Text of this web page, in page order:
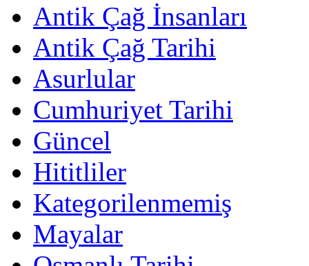
Antik Çağ İnsanları
Antik Çağ Tarihi
Asurlular
Cumhuriyet Tarihi
Güncel
Hititliler
Kategorilenmemiş
Mayalar